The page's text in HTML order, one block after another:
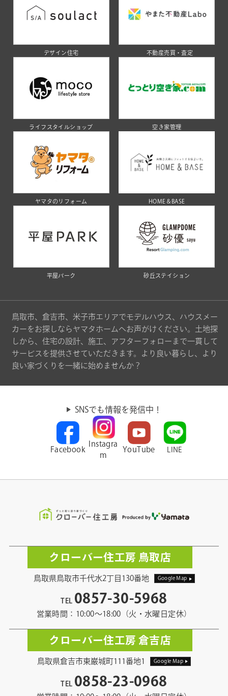
デザイン住宅 不動産売買・査定
ライフスタイルショップ 空き家管理
ヤマタのリフォーム HOME＆BASE
平屋パーク 砂丘ステイション
鳥取市、倉吉市、米子市エリアでモデルハウス、ハウスメー
カーをお探しならヤマタホームへお声がけください。土地探
しから、住宅の設計、施工、アフターフォローまで一貫して
サービスを提供させていただきます。より良い暮らし、より
良い家づくりを一緒に始めませんか？
SNSでも情報を発信中！
Facebook
Instagra
m
YouTube LINE
クローバー住工房 鳥取店
鳥取県鳥取市千代水2丁目130番地 Google Map
TEL 0857-30-5968
営業時間：10:00〜18:00（火・水曜日定休）
クローバー住工房 倉吉店
鳥取県倉吉市東巌城町111番地1 Google Map
TEL 0858-23-0968